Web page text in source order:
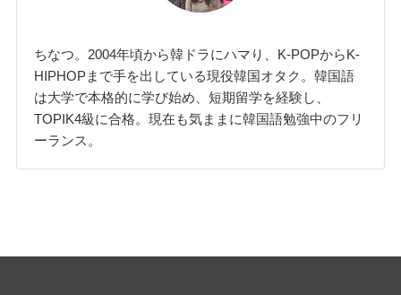
ちなつ。2004年頃から韓ドラにハマり、K-POPからK-
HIPHOPまで手を出している現役韓国オタク。韓国語
は大学で本格的に学び始め、短期留学を経験し、
TOPIK4級に合格。現在も気ままに韓国語勉強中のフリ
ーランス。